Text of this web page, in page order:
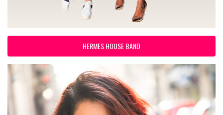
HERMES HOUSE BAND